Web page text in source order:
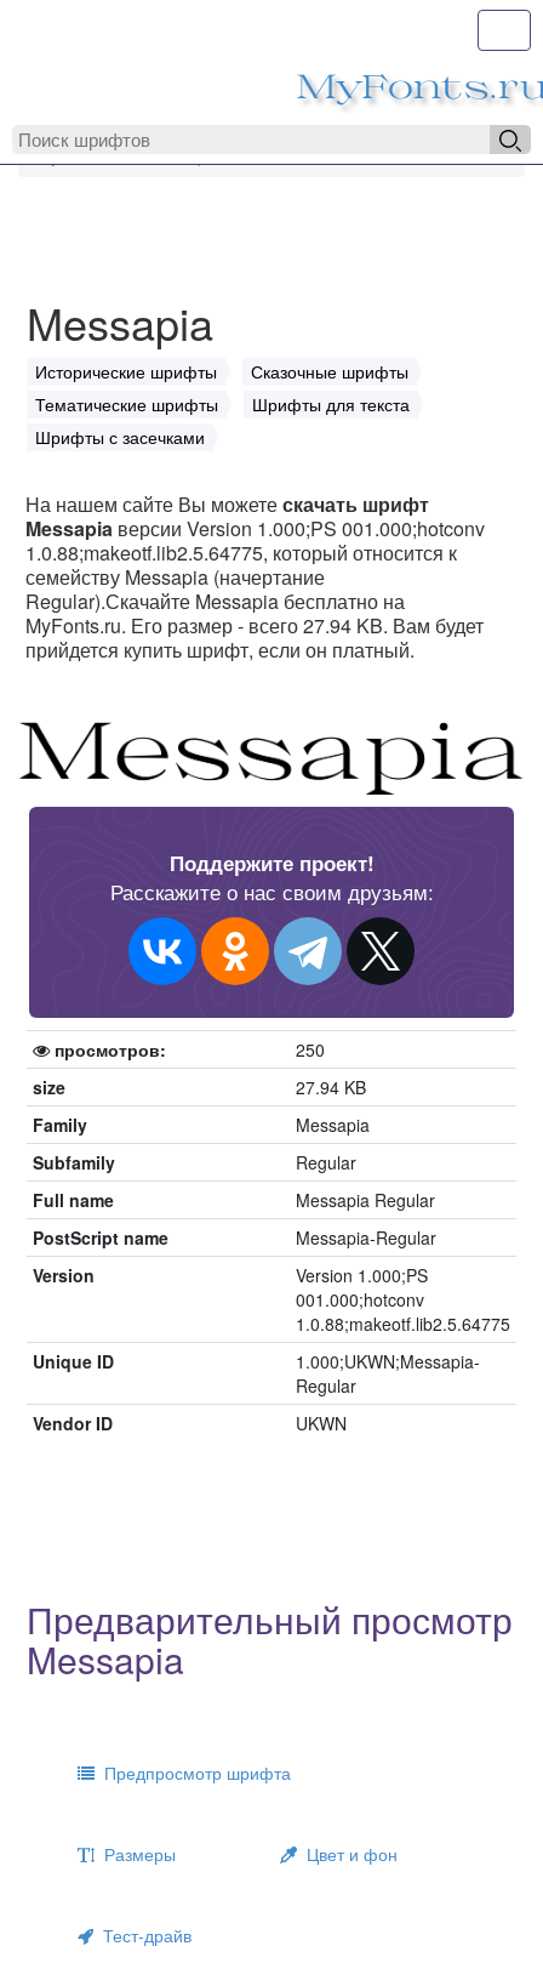
MyFonts.ru
Messapia
Исторические шрифты
Сказочные шрифты
Тематические шрифты
Шрифты для текста
Шрифты с засечками
На нашем сайте Вы можетескачать шрифт
Messapia версии Version 1.000;PS 001.000;hotconv
1.0.88;makeotf.lib2.5.64775, который относится к
семейству Messapia (начертание
Regular).Скачайте Messapia бесплатно на
MyFonts.ru. Его размер - всего 27.94 KB. Вам будет
прийдется купить шрифт, если он платный.
Поддержите проект!
Расскажите о нас своим друзьям:
просмотров:
250
size
27.94 KB
Family
Messapia
Subfamily
Regular
Full name
Messapia Regular
PostScript name
Messapia-Regular
Version
Version 1.000;PS
001.000;hotconv
1.0.88;makeotf.lib2.5.64775
Unique ID
1.000;UKWN;Messapia-
Regular
Vendor ID
UKWN
Предварительный просмотр
Messapia
Предпросмотр шрифта
Размеры Цвет и фон
Тест-драйв